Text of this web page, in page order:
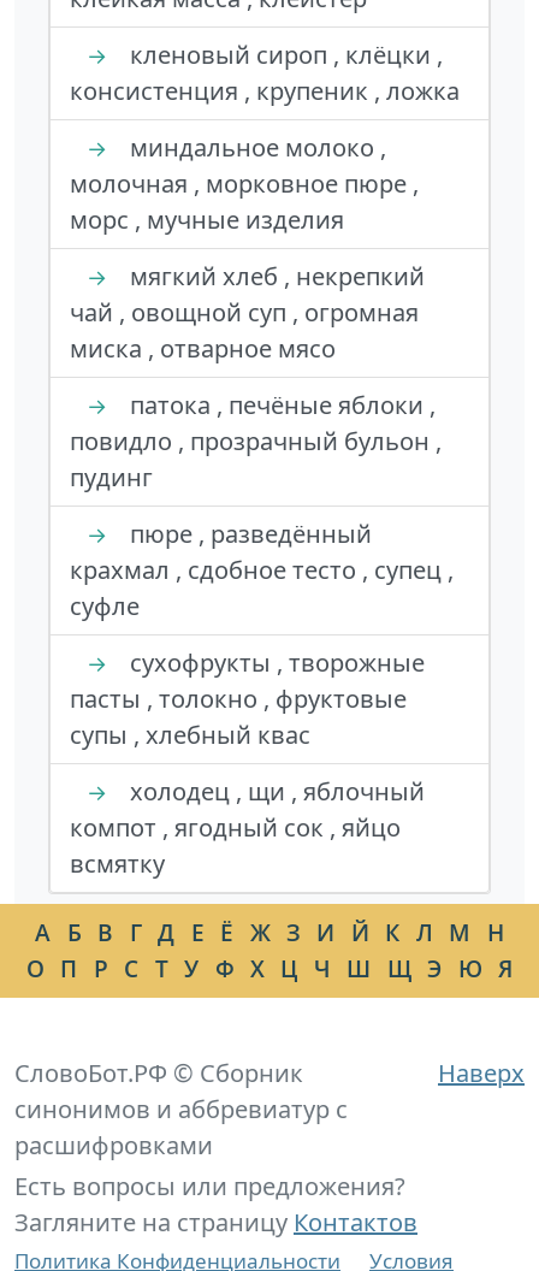
→
кленовый сироп , клёцки ,
консистенция , крупеник , ложка
→
миндальное молоко ,
молочная , морковное пюре ,
морс , мучные изделия
→
мягкий хлеб , некрепкий
чай , овощной суп , огромная
миска , отварное мясо
→
патока , печёные яблоки ,
повидло , прозрачный бульон ,
пудинг
→
пюре , разведённый
крахмал , сдобное тесто , супец ,
суфле
→
сухофрукты , творожные
пасты , толокно , фруктовые
супы , хлебный квас
→
холодец , щи , яблочный
компот , ягодный сок , яйцо
всмятку
А Б В Г Д Е Ё Ж З И Й К Л М
Н
О П Р С Т У Ф Х Ц Ч Ш Щ Э Ю Я
Наверх
СловоБот.РФ © Сборник
синонимов и аббревиатур с
расшифровками
Есть вопросы или предложения?
Загляните на страницу Контактов
Политика Конфиденциальности Условия